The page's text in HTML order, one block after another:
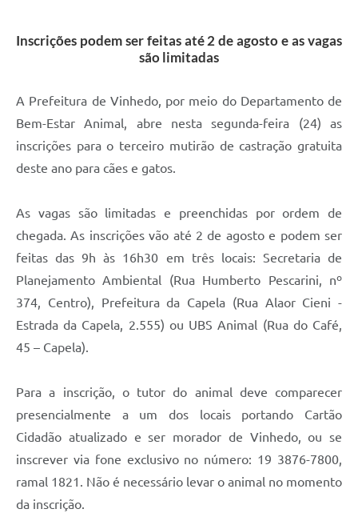
Listagem dos CEPs de Vinhedo
Acesso à Informação
Contratos
Associação dos Servidores Públicos Municipais de
Vinhedo
Audiências Públicas
Carta de Serviços
Arquivos para Download
Galeria de Vídeos
Contas Públicas
Serviços Online
Inscrições podem ser feitas até 2 de agosto e as vagas
são limitadas
A Prefeitura de Vinhedo, por meio do Departamento de
Bem-Estar Animal, abre nesta segunda-feira (24) as
inscrições para o terceiro mutirão de castração gratuita
deste ano para cães e gatos.
As vagas são limitadas e preenchidas por ordem de
chegada. As inscrições vão até 2 de agosto e podem ser
feitas das 9h às 16h30 em três locais: Secretaria de
Planejamento Ambiental (Rua Humberto Pescarini, nº
374, Centro), Prefeitura da Capela (Rua Alaor Cieni -
Estrada da Capela, 2.555) ou UBS Animal (Rua do Café,
45 – Capela).
Para a inscrição, o tutor do animal deve comparecer
presencialmente a um dos locais portando Cartão
Cidadão atualizado e ser morador de Vinhedo, ou se
inscrever via fone exclusivo no número: 19 3876-7800,
ramal 1821. Não é necessário levar o animal no momento
da inscrição.